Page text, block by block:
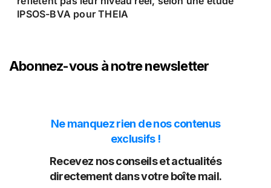
IPSOS-BVA pour THEIA
Abonnez-vous à notre newsletter
Ne manquez rien de nos contenus
exclusifs !
Recevez nos conseils et actualités
directement dans votre boîte mail.